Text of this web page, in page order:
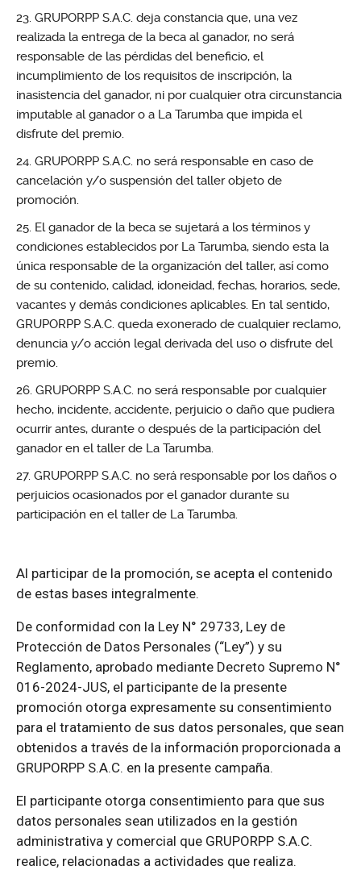
GRUPORPP S.A.C. deja constancia que, una vez
realizada la entrega de la beca al ganador, no será
responsable de las pérdidas del beneficio, el
incumplimiento de los requisitos de inscripción, la
inasistencia del ganador, ni por cualquier otra circunstancia
imputable al ganador o a La Tarumba que impida el
disfrute del premio.
GRUPORPP S.A.C. no será responsable en caso de
cancelación y/o suspensión del taller objeto de
promoción.
El ganador de la beca se sujetará a los términos y
condiciones establecidos por La Tarumba, siendo esta la
única responsable de la organización del taller, así como
de su contenido, calidad, idoneidad, fechas, horarios, sede,
vacantes y demás condiciones aplicables. En tal sentido,
GRUPORPP S.A.C. queda exonerado de cualquier reclamo,
denuncia y/o acción legal derivada del uso o disfrute del
premio.
GRUPORPP S.A.C. no será responsable por cualquier
hecho, incidente, accidente, perjuicio o daño que pudiera
ocurrir antes, durante o después de la participación del
ganador en el taller de La Tarumba.
GRUPORPP S.A.C. no será responsable por los daños o
perjuicios ocasionados por el ganador durante su
participación en el taller de La Tarumba.
Al participar de la promoción, se acepta el contenido
de estas bases integralmente.
De conformidad con la Ley N° 29733, Ley de
Protección de Datos Personales (“Ley”) y su
Reglamento, aprobado mediante Decreto Supremo N°
016-2024-JUS, el participante de la presente
promoción otorga expresamente su consentimiento
para el tratamiento de sus datos personales, que sean
obtenidos a través de la información proporcionada a
GRUPORPP S.A.C. en la presente campaña.
El participante otorga consentimiento para que sus
datos personales sean utilizados en la gestión
administrativa y comercial que GRUPORPP S.A.C.
realice, relacionadas a actividades que realiza.